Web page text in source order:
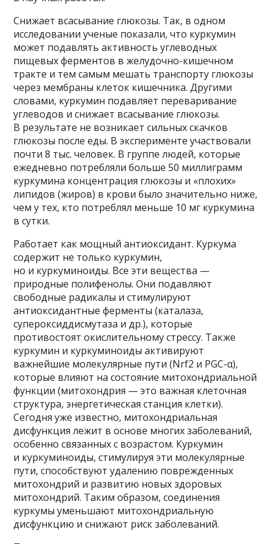
Снижает всасывание глюкозы. Так, в одном
исследовании ученые показали, что куркумин
может подавлять активность углеводных
пищевых ферментов в желудочно-кишечном
тракте и тем самым мешать транспорту глюкозы
через мембраны клеток кишечника. Другими
словами, куркумин подавляет переваривание
углеводов и снижает всасывание глюкозы.
В результате не возникает сильных скачков
глюкозы после еды. В эксперименте участвовали
почти 8 тыс. человек. В группе людей, которые
ежедневно потребляли больше 50 миллиграмм
куркумина концентрация глюкозы и «плохих»
липидов (жиров) в крови было значительно ниже,
чем у тех, кто потреблял меньше 10 мг куркумина
в сутки.
Работает как мощный антиоксидант. Куркума
содержит не только куркумин,
но и куркуминоиды. Все эти вещества —
природные полифенолы. Они подавляют
свободные радикалы и стимулируют
антиоксидантные ферменты (каталаза,
супероксиддисмутаза и др.), которые
противостоят окислительному стрессу. Также
куркумин и куркуминоиды активируют
важнейшие молекулярные пути (Nrf2 и PGC-α),
которые влияют на состояние митохондриальной
функции (митохондрия — это важная клеточная
структура, энергетическая станция клетки).
Сегодня уже известно, митохондриальная
дисфункция лежит в основе многих заболеваний,
особенно связанных с возрастом. Куркумин
и куркуминоиды, стимулируя эти молекулярные
пути, способствуют удалению поврежденных
митохондрий и развитию новых здоровых
митохондрий. Таким образом, соединения
куркумы уменьшают митохондриальную
дисфункцию и снижают риск заболеваний.